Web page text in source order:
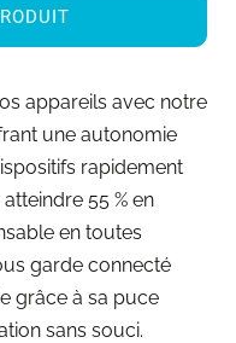
appareils avec notre
une autonomie
rapidement
55 % en
en toutes
garde connecté
grâce à sa puce
sans souci.